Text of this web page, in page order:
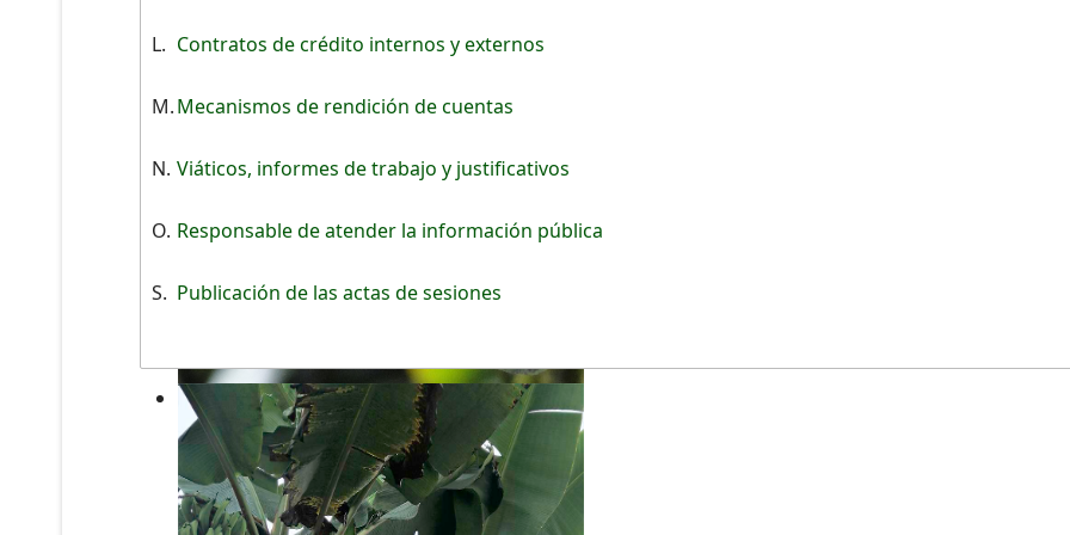
L. Contratos de crédito internos y externos
M.Mecanismos de rendición de cuentas
N. Viáticos, informes de trabajo y justificativos
O. Responsable de atender la información pública
S. Publicación de las actas de sesiones